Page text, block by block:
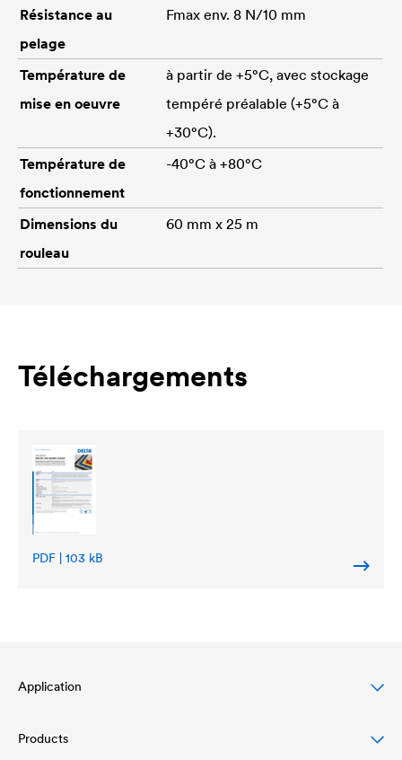
Résistance au
pelage
Fmax env. 8 N/10 mm
Température de
mise en oeuvre
à partir de +5°C, avec stockage
tempéré préalable (+5°C à
+30°C).
Température de
fonctionnement
-40°C à +80°C
Dimensions du
rouleau
60 mm x 25 m
Téléchargements
PDF | 103 kB
Application
Protection des toitures en pente
Products